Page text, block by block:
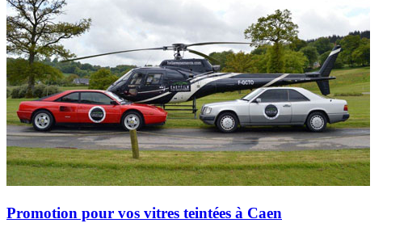
Promotion pour vos vitres teintées à Caen